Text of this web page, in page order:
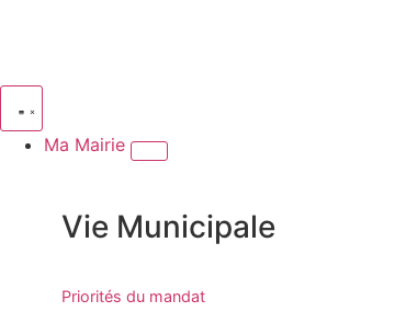
Ma Mairie
Vie Municipale
Priorités du mandat